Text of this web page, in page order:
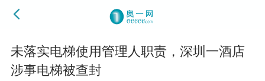
未落实电梯使用管理人职责，深圳一酒店
涉事电梯被查封